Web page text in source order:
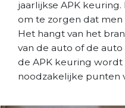
jaarlijkse APK
om te zorgen dat men
Het hangt van het
van de auto of de auto
de APK keuring
noodzakelijke punten